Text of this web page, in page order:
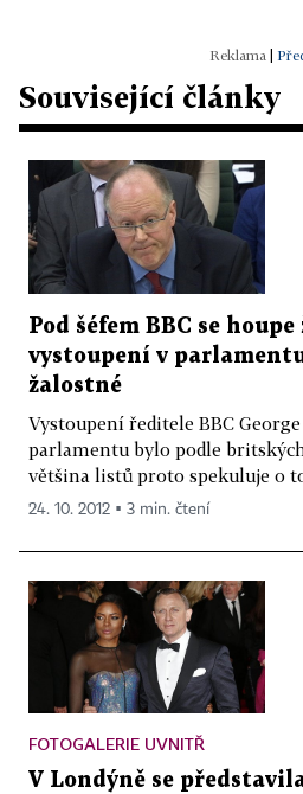
Související články
Pod šéfem BBC se
vystoupení v
žalostné
Vystoupení ředitele BBC
parlamentu bylo podle
většina listů proto spekuluje o
24. 10. 2012 ▪ 3 min. čtení
FOTOGALERIE UVNITŘ
V Londýně se